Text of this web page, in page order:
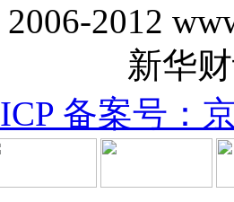
2012
新华
ICP 备案号：